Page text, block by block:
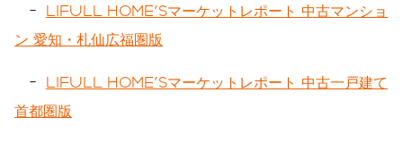
- LIFULL HOME'Sマーケットレポート 中古マンショ
ン 愛知・札仙広福圏版
- LIFULL HOME'Sマーケットレポート 中古一戸建て
首都圏版